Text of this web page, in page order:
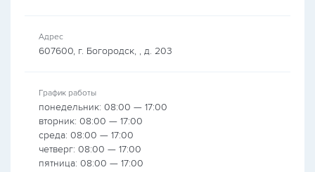
Адрес
607600, г. Богородск, , д. 203
График работы
понедельник: 08:00 — 17:00
вторник: 08:00 — 17:00
среда: 08:00 — 17:00
четверг: 08:00 — 17:00
пятница: 08:00 — 17:00